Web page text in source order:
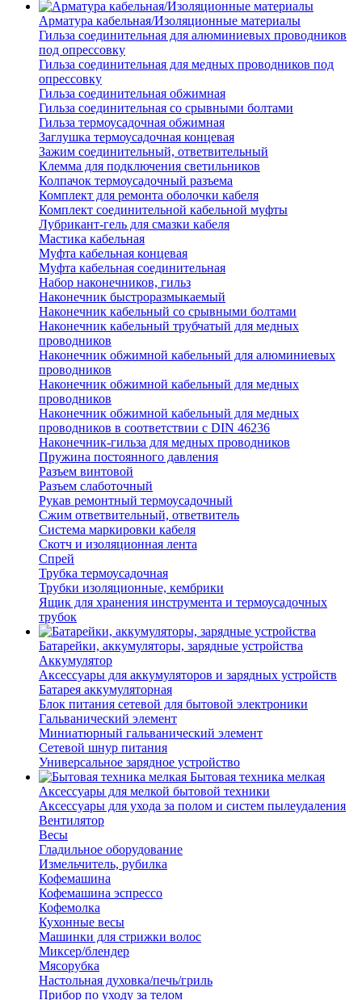
Арматура кабельная/Изоляционные материалы
Гильза соединительная для алюминиевых проводников
под опрессовку
Гильза соединительная для медных проводников под
опрессовку
Гильза соединительная обжимная
Гильза соединительная со срывными болтами
Гильза термоусадочная обжимная
Заглушка термоусадочная концевая
Зажим соединительный, ответвительный
Клемма для подключения светильников
Колпачок термоусадочный разъема
Комплект для ремонта оболочки кабеля
Комплект соединительной кабельной муфты
Лубрикант-гель для смазки кабеля
Мастика кабельная
Муфта кабельная концевая
Муфта кабельная соединительная
Набор наконечников, гильз
Наконечник быстроразмыкаемый
Наконечник кабельный со срывными болтами
Наконечник кабельный трубчатый для медных
проводников
Наконечник обжимной кабельный для алюминиевых
проводников
Наконечник обжимной кабельный для медных
проводников
Наконечник обжимной кабельный для медных
проводников в соответствии с DIN 46236
Наконечник-гильза для медных проводников
Пружина постоянного давления
Разъем винтовой
Разъем слаботочный
Рукав ремонтный термоусадочный
Сжим ответвительный, ответвитель
Система маркировки кабеля
Скотч и изоляционная лента
Спрей
Трубка термоусадочная
Трубки изоляционные, кембрики
Ящик для хранения инструмента и термоусадочных
трубок
Батарейки, аккумуляторы, зарядные устройства
Аккумулятор
Аксессуары для аккумуляторов и зарядных устройств
Батарея аккумуляторная
Блок питания сетевой для бытовой электроники
Гальванический элемент
Миниатюрный гальванический элемент
Сетевой шнур питания
Универсальное зарядное устройство
Бытовая техника мелкая
Аксессуары для мелкой бытовой техники
Аксессуары для ухода за полом и систем пылеудаления
Вентилятор
Весы
Гладильное оборудование
Измельчитель, рубилка
Кофемашина
Кофемашина эспрессо
Кофемолка
Кухонные весы
Машинки для стрижки волос
Миксер/блендер
Мясорубка
Настольная духовка/печь/гриль
Прибор по уходу за телом